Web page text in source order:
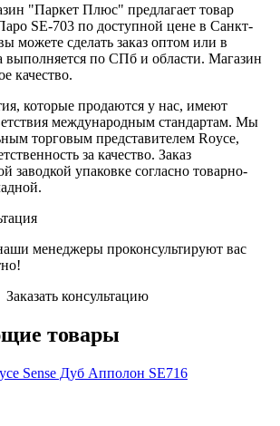
"Паркет Плюс" предлагает товар
SE-703 по доступной цене в Санкт-
можете сделать заказ оптом или в
выполняется по СПб и области. Магазин
качество.
которые продаются у нас, имеют
международным стандартам. Мы
торговым представителем Royce,
за качество. Заказ
заводкой упаковке согласно товарно-
менеджеры проконсультируют вас
Заказать консультацию
товары